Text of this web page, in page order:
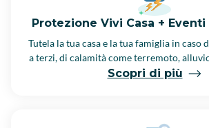
Protezione Vivi Casa +
Tutela la tua casa e la tua famiglia in caso
a terzi, di calamità come terremoto,
Scopri di più